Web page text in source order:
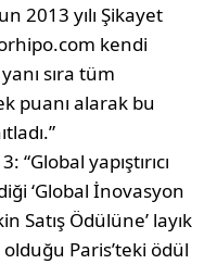
2013 yılı Şikayet
kendi
sıra tüm
puanı alarak bu
yapıştırıcı
‘Global İnovasyon
Satış Ödülüne’ layık
Paris’teki ödül